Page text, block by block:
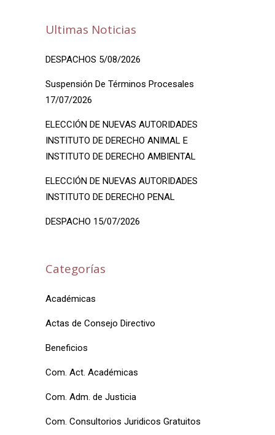
Ultimas Noticias
DESPACHOS 5/08/2026
Suspensión De Términos Procesales
17/07/2026
ELECCIÓN DE NUEVAS AUTORIDADES
INSTITUTO DE DERECHO ANIMAL E
INSTITUTO DE DERECHO AMBIENTAL
ELECCIÓN DE NUEVAS AUTORIDADES
INSTITUTO DE DERECHO PENAL
DESPACHO 15/07/2026
Categorías
Académicas
Actas de Consejo Directivo
Beneficios
Com. Act. Académicas
Com. Adm. de Justicia
Com. Consultorios Juridicos Gratuitos